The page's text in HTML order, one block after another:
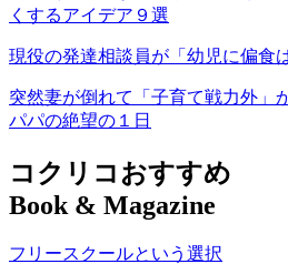
くするアイデア９選
現役の発達相談員が「幼児に偏食
突然妻が倒れて「子育て戦力外」
パパの絶望の１日
コクリコおすすめ
Book & Magazine
フリースクールという選択